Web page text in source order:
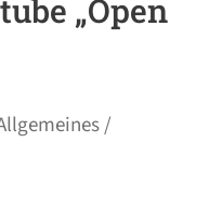
„Open
/